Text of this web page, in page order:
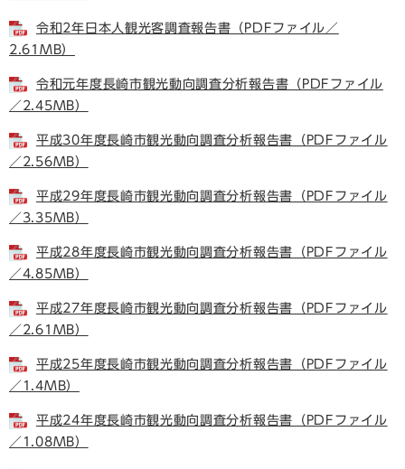
令和2年日本人観光客調査報告書（PDFファイル／
2.61MB）
令和元年度長崎市観光動向調査分析報告書（PDFファイル
／2.45MB）
平成30年度長崎市観光動向調査分析報告書（PDFファイル
／2.56MB）
平成29年度長崎市観光動向調査分析報告書（PDFファイル
／3.35MB）
平成28年度長崎市観光動向調査分析報告書（PDFファイル
／4.85MB）
平成27年度長崎市観光動向調査分析報告書（PDFファイル
／2.61MB）
平成25年度長崎市観光動向調査分析報告書（PDFファイル
／1.4MB）
平成24年度長崎市観光動向調査分析報告書（PDFファイル
／1.08MB）